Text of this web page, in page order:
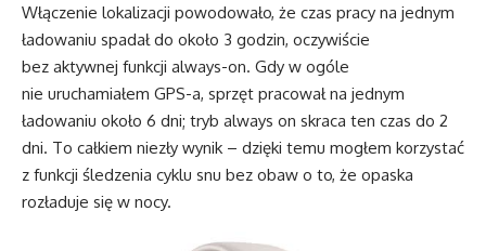
Włączenie lokalizacji powodowało, że czas pracy na jednym
ładowaniu spadał do około 3 godzin, oczywiście
bez aktywnej funkcji always-on. Gdy w ogóle
nie uruchamiałem GPS-a, sprzęt pracował na jednym
ładowaniu około 6 dni; tryb always on skraca ten czas do 2
dni. To całkiem niezły wynik – dzięki temu mogłem korzystać
z funkcji śledzenia cyklu snu bez obaw o to, że opaska
rozładuje się w nocy.